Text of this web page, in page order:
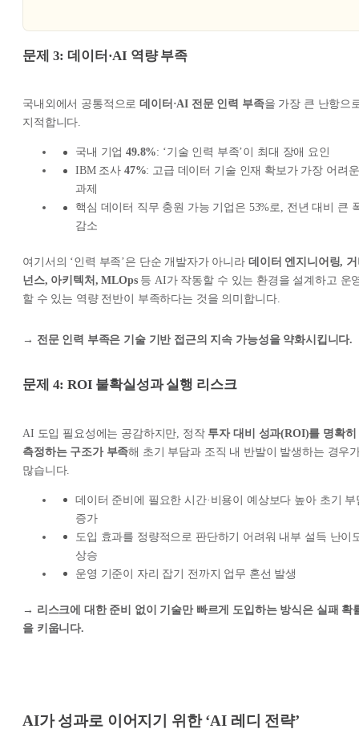
문제 3: 데이터·AI 역량 부족
국내외에서 공통적으로데이터·AI 전문 인력 부족을 가장 큰 난항으
지적합니다.
국내 기업49.8%: ‘기술 인력 부족’이 최대 장애 요인
IBM 조사 47%: 고급 데이터 기술 인재 확보가 가장 어려운
과제
핵심 데이터 직무 충원 가능 기업은 53%로, 전년 대비 큰
감소
여기서의 ‘인력 부족’은 단순 개발자가 아니라 데이터 엔지니어링,
넌스, 아키텍처, MLOps등 AI가 작동할 수 있는 환경을 설계하고 운
할 수 있는 역량 전반이 부족하다는 것을 의미합니다.
→ 전문 인력 부족은 기술 기반 접근의 지속 가능성을 약화시킵니다.
문제 4: ROI 불확실성과 실행 리스크
AI 도입 필요성에는 공감하지만, 정작 투자 대비 성과(ROI)를 명확히
측정하는 구조가 부족해 초기 부담과 조직 내 반발이 발생하는 경우
많습니다.
데이터 준비에 필요한 시간·비용이 예상보다 높아 초기 부
증가
도입 효과를 정량적으로 판단하기 어려워 내부 설득 난이
상승
운영 기준이 자리 잡기 전까지 업무 혼선 발생
→ 리스크에 대한 준비 없이 기술만 빠르게 도입하는 방식은 실패 확
을 키웁니다.
AI가 성과로 이어지기 위한 ‘AI 레디 전략’